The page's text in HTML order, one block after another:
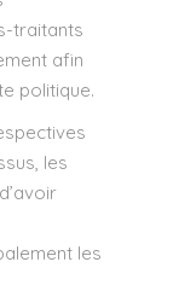
traitants
afin
politique.
les
les